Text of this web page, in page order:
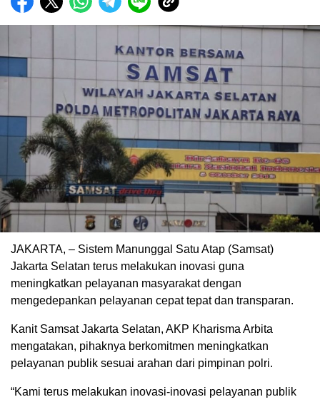
JAKARTA, – Sistem Manunggal Satu Atap (Samsat)
Jakarta Selatan terus melakukan inovasi guna
meningkatkan pelayanan masyarakat dengan
mengedepankan pelayanan cepat tepat dan transparan.
Kanit Samsat Jakarta Selatan, AKP Kharisma Arbita
mengatakan, pihaknya berkomitmen meningkatkan
pelayanan publik sesuai arahan dari pimpinan polri.
“Kami terus melakukan inovasi-inovasi pelayanan publik